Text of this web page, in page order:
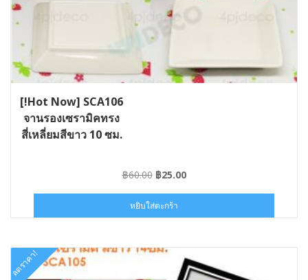
[!Hot Now] SCA106
จานรองเซรามิคทรง
สี่เหลี่ยมสีขาว 10 ซม.
฿60.00 Original
was:
฿60.00.
฿25.00Current
฿25.00.
หยิบใส่ตะกร้า
ลดราคา!